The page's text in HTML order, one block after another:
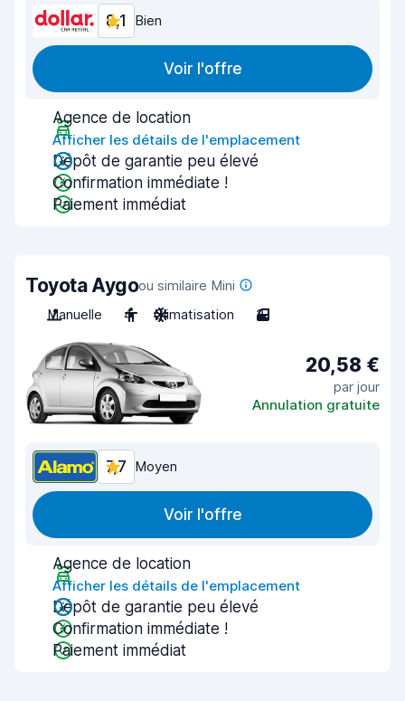
8,1 Bien
Voir l'offre
Agence de location
Afficher les détails de l'emplacement
Dépôt de garantie peu élevé
Confirmation immédiate !
Paiement immédiat
Toyota Aygoou similaire Mini
Manuelle
4 Climatisation 3
20,58 €
par jour
Annulation gratuite
7,7 Moyen
Voir l'offre
Agence de location
Afficher les détails de l'emplacement
Dépôt de garantie peu élevé
Confirmation immédiate !
Paiement immédiat